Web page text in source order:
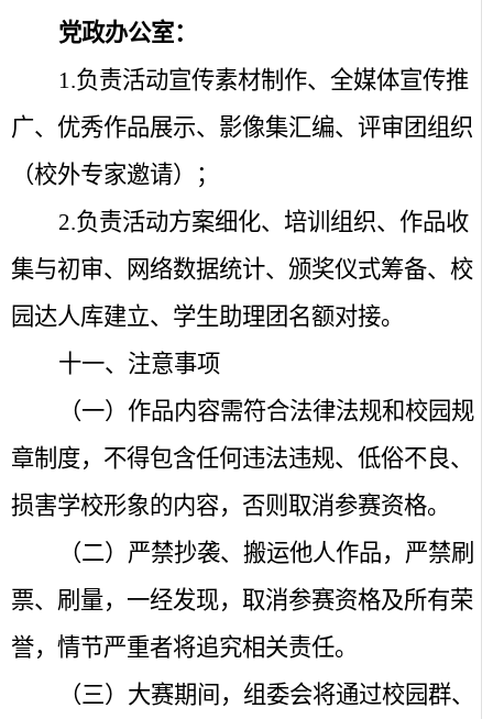
党政办公室：
1.负责活动宣传素材制作、全媒体宣传推
广、优秀作品展示、影像集汇编、评审团组织
（校外专家邀请）；
2.负责活动方案细化、培训组织、作品收
集与初审、网络数据统计、颁奖仪式筹备、校
园达人库建立、学生助理团名额对接。
十一、注意事项
（一） 作品内容需符合法律法规和校园规
章制度，不得包含任何违法违规、低俗不良、
损害学校形象的内容，否则取消参赛资格。
（二） 严禁抄袭、搬运他人作品，严禁刷
票、刷量，一经发现，取消参赛资格及所有荣
誉，情节严重者将追究相关责任。
（三） 大赛期间，组委会将通过校园群、